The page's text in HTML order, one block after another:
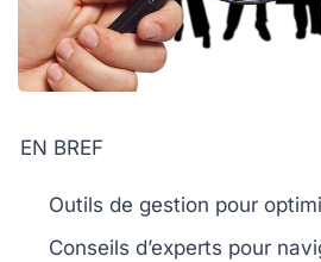
EN BREF
Outils de gestion pour
Conseils d’experts pour